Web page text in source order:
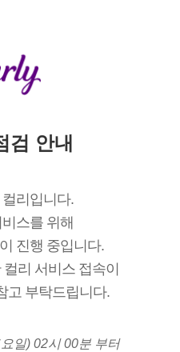
검 안내
리입니다.
스를 위해
진행 중입니다.
리 서비스 접속이
고 부탁드립니다.
일) 02시 00분 부터